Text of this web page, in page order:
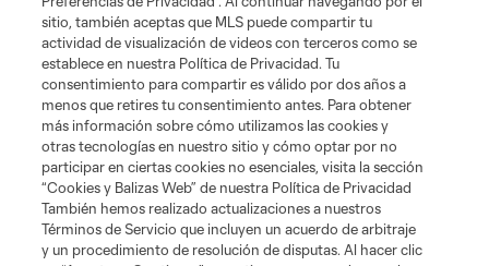
Términos de servicio Política de privacidad
No vender mi información
Cookies Settings
©2026 MLS. El nombre y escudo de la Major League Soccer y MLS son
marcas registradas de League Soccer, L.L.C. (“MLS”). Los nombres y logos
de los equipos de la MLS están registrados y son marcas bajo ley común
de la MLS o son usadas con el permiso de sus propietarios. Uso
sitio, también aceptas que MLS puede compartir tu
actividad de visualización de videos con terceros como se
establece en nuestra Política de Privacidad. Tu
consentimiento para compartir es válido por dos años a
menos que retires tu consentimiento antes. Para obtener
más información sobre cómo utilizamos las cookies y
otras tecnologías en nuestro sitio y cómo optar por no
participar en ciertas cookies no esenciales, visita la sección
“Cookies y Balizas Web” de nuestra Política de Privacidad
También hemos realizado actualizaciones a nuestros
Términos de Servicio que incluyen un acuerdo de arbitraje
y un procedimiento de resolución de disputas. Al hacer clic